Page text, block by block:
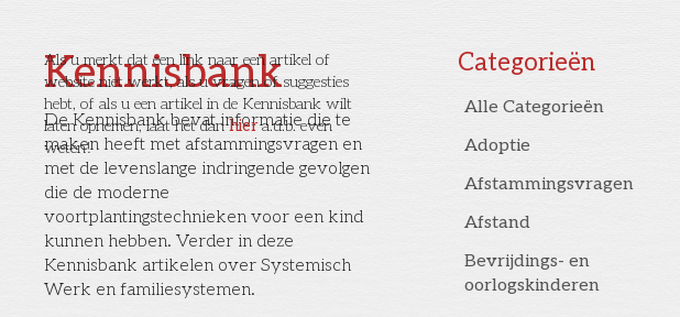
Als u merkt dat een link naar een artikel of
website niet werkt, als u vragen of suggesties
hebt, of als u een artikel in de Kennisbank wilt
laten opnemen, laat het danhiera.u.b. even
weten!
Kennisbank
De Kennisbank bevat informatie die te
maken heeft met afstammingsvragen en
met de levenslange indringende gevolgen
die de moderne
voortplantingstechnieken voor een kind
kunnen hebben. Verder in deze
Kennisbank artikelen over Systemisch
Werk en familiesystemen.
Categorieën
Alle Categorieën
Adoptie
Afstammingsvragen
Afstand
Bevrijdings- en
oorlogskinderen